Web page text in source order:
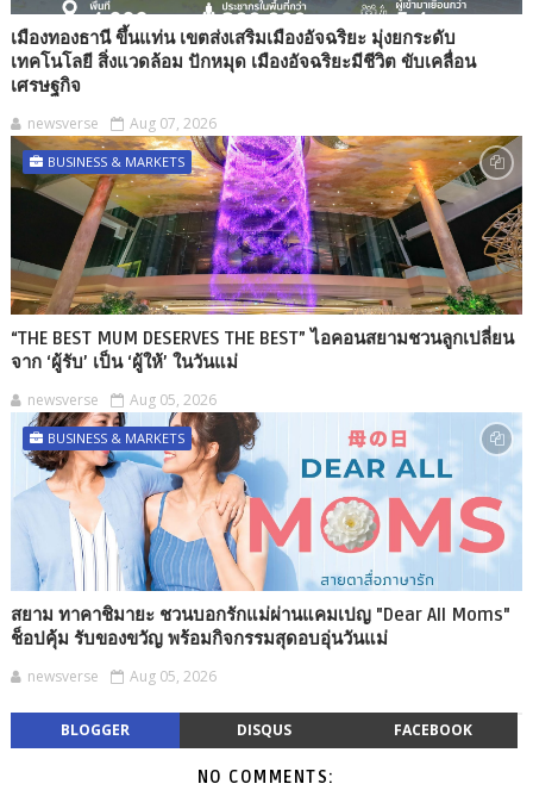
เมืองทองธานี ขึ้นแท่น เขตส่งเสริมเมืองอัจฉริยะ มุ่งยกระดับ
เทคโนโลยี สิ่งแวดล้อม ปักหมุด เมืองอัจฉริยะมีชีวิต ขับเคลื่อน
เศรษฐกิจ
newsverse Aug 07, 2026
BUSINESS & MARKETS
“THE BEST MUM DESERVES THE BEST” ไอคอนสยามชวนลูกเปลี่ยน
จาก ‘ผู้รับ’ เป็น ‘ผู้ให้’ ในวันแม่
newsverse Aug 05, 2026
BUSINESS & MARKETS
สยาม ทาคาชิมายะ ชวนบอกรักแม่ผ่านแคมเปญ "Dear All Moms"
ช็อปคุ้ม รับของขวัญ พร้อมกิจกรรมสุดอบอุ่นวันแม่
newsverse Aug 05, 2026
BLOGGER DISQUS FACEBOOK
NO COMMENTS: